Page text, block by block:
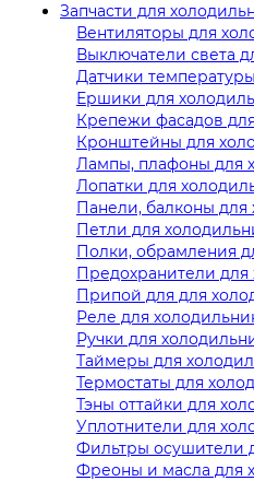
Запчасти для
Вентиляторы для
Выключатели света
Датчики
Ершики для
Крепежи фасадов
Кронштейны для
Лампы, плафоны для
Лопатки для
Панели, балконы для
Петли для
Полки, обрамления
Предохранители для
Припой для для
Реле для
Ручки для
Таймеры для
Термостаты для
Тэны оттайки для
Уплотнители для
Фильтры осушители
Фреоны и масла для